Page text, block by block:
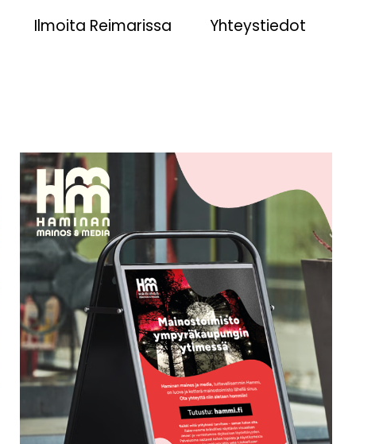
Ilmoita Reimarissa Yhteystiedot